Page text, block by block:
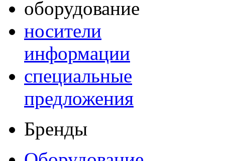
оборудование
носители
информации
специальные
предложения
Бренды